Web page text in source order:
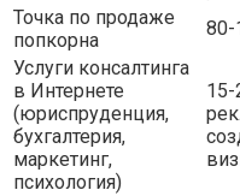
Точка по продаже
попкорна
80-
Услуги консалтинга
в Интернете
(юриспруденция,
бухгалтерия,
маркетинг,
психология)
15-